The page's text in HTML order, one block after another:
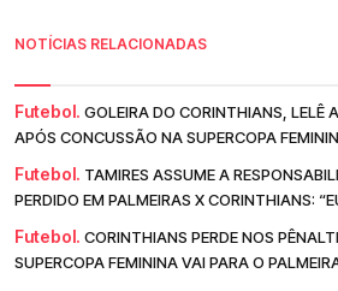
NOTÍCIAS RELACIONADAS
Futebol. GOLEIRA DO CORINTHIANS, LELÊ
APÓS CONCUSSÃO NA SUPERCOPA
Futebol. TAMIRES ASSUME A
PERDIDO EM PALMEIRAS X CORINTHIANS:
Futebol. CORINTHIANS PERDE NOS
SUPERCOPA FEMININA VAI PARA O